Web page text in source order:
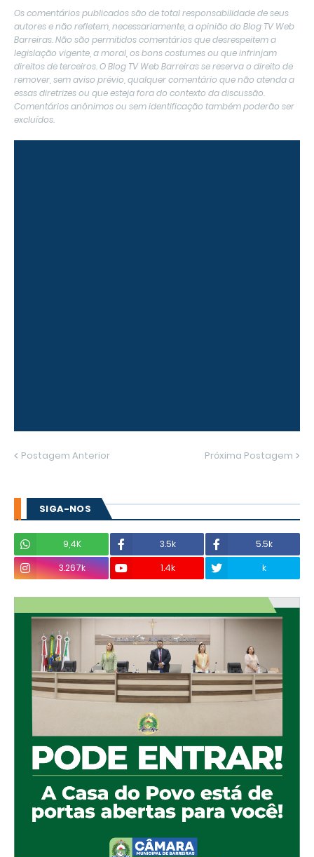
Os comentários publicados são de total responsabilidade de seus
autores e não refletem, necessariamente, a opinião do Blog TV Web
Barreiras. Não são permitidos comentários que desrespeitem a
legislação vigente, a moral, os bons costumes ou que infrinjam
direitos de terceiros. O Blog TV Web Barreiras se reserva o direito de
remover, sem aviso prévio, qualquer comentário que não atenda a
essas diretrizes ou que esteja fora do contexto da discussão.
Comentários anônimos ou sem identificação também poderão ser
excluídos.
Postagem Anterior Próxima Postagem
SIGA-NOS
9,4K 3.5k
5.5k
3.267k
1.4k k